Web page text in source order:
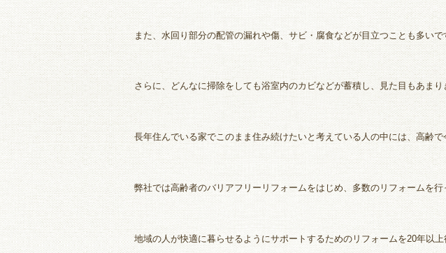
また、水回り部分の配管の漏れや傷、サビ・腐食などが目立つことも多いで
さらに、どんなに掃除をしても浴室内のカビなどが蓄積し、見た目もあまり
長年住んでいる家でこのまま住み続けたいと考えている人の中には、高齢
弊社では高齢者のバリアフリーリフォームをはじめ、多数のリフォームを行
地域の人が快適に暮らせるようにサポートするためのリフォームを20年以